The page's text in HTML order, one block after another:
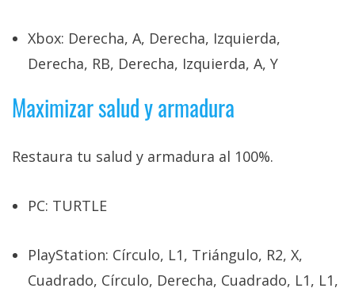
Xbox: Derecha, A, Derecha, Izquierda,
Derecha, RB, Derecha, Izquierda, A, Y
Maximizar salud y armadura
Restaura tu salud y armadura al 100%.
PC: TURTLE
PlayStation: Círculo, L1, Triángulo, R2, X,
Cuadrado, Círculo, Derecha, Cuadrado, L1, L1,